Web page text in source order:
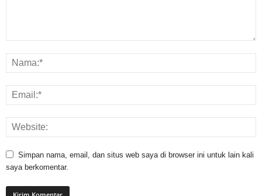
Simpan nama, email, dan situs web saya di browser ini untuk lain kali
saya berkomentar.